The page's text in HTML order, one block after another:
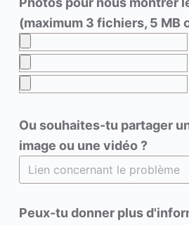
(maximum 3 fichiers, 5 MB
Ou souhaites-tu partager
image ou une vidéo ?
Peux-tu donner plus